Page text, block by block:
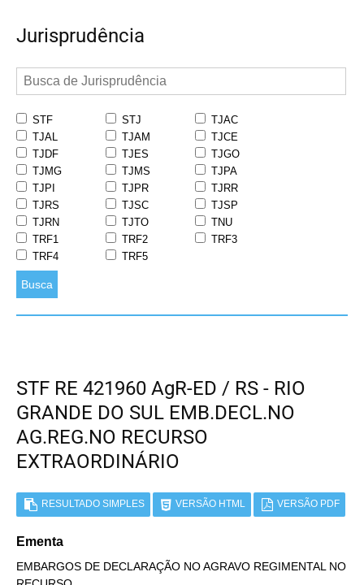
Jurisprudência
STF STJ
TJAC
TJAL
TJAM
TJCE
TJDF
TJES
TJGO
TJMG
TJMS
TJPA
TJPI
TJPR
TJRR
TJRS
TJSC
TJSP
TJRN
TJTO
TNU
TRF1
TRF2
TRF3
TRF4
TRF5
Busca
STF RE 421960 AgR-ED / RS - RIO
GRANDE DO SUL EMB.DECL.NO
AG.REG.NO RECURSO
EXTRAORDINÁRIO
RESULTADO SIMPLES VERSÃO HTML VERSÃO PDF
Ementa
EMBARGOS DE DECLARAÇÃO NO AGRAVO REGIMENTAL NO